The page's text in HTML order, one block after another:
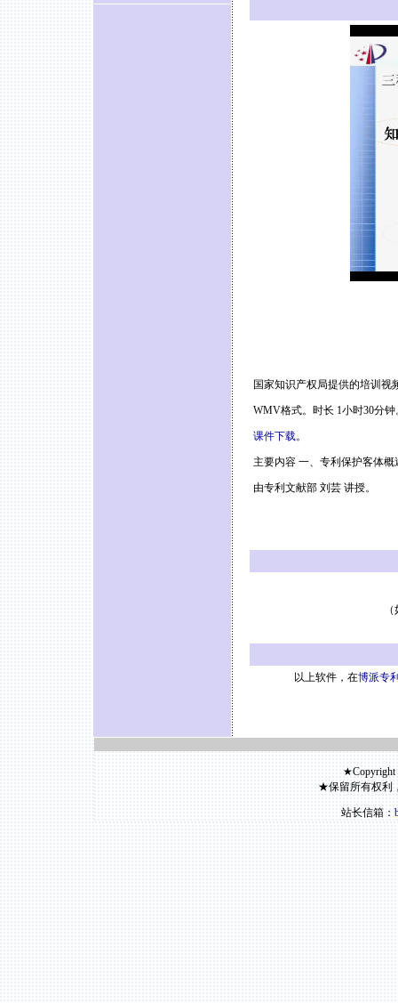
国家知识产权局提供的培训视
WMV格式。时长 1小时30分钟
课件下载。
主要内容 一、专利保护客体
由专利文献部 刘芸 讲授。
以上软件，在博派专
★Copyright
★保留所有权利
站长信箱：